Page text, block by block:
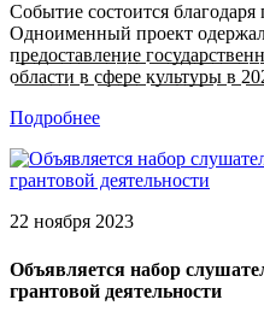
Событие состоится
Одноименный проект
п̲р̲е̲д̲о̲с̲т̲а̲в̲л̲е̲н̲и̲е̲
о̲б̲л̲а̲с̲т̲и̲ в̲ с̲ф̲е̲р̲е̲ к̲у̲л̲ь̲т̲у̲р̲ы̲ в̲
Подробнее
22 ноября 2023
Объявляется набор
грантовой деятельности